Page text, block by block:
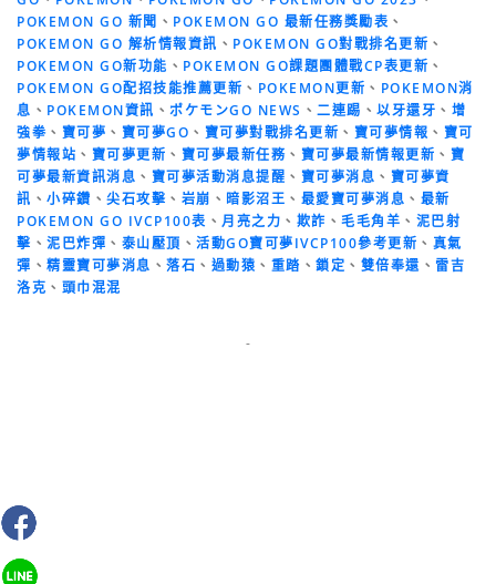
POKEMON GO 新聞 、 POKEMON GO 最新任務獎勵表 、
POKEMON GO 解析情報資訊 、 POKEMON GO對戰排名更新 、
POKEMON GO新功能 、 POKEMON GO課題團體戰CP表更新 、
POKEMON GO配招技能推薦更新 、 POKEMON更新 、 POKEMON消
息 、 POKEMON資訊 、 ポケモンGO NEWS 、 二連踢 、 以牙還牙 、 增
強拳 、 寶可夢 、 寶可夢GO 、 寶可夢對戰排名更新 、 寶可夢情報 、 寶可
夢情報站 、 寶可夢更新 、 寶可夢最新任務 、 寶可夢最新情報更新 、 寶
可夢最新資訊消息 、 寶可夢活動消息提醒 、 寶可夢消息 、 寶可夢資
訊 、 小碎鑽 、 尖石攻擊 、 岩崩 、 暗影沼王 、 最愛寶可夢消息 、 最新
POKEMON GO IVCP100表 、 月亮之力 、 欺詐 、 毛毛角羊 、 泥巴射
擊 、 泥巴炸彈 、 泰山壓頂 、 活動GO寶可夢IVCP100參考更新 、 真氣
彈 、 精靈寶可夢消息 、 落石 、 過動猿 、 重踏 、 鎖定 、 雙倍奉還 、 雷吉
洛克 、 頭巾混混
-